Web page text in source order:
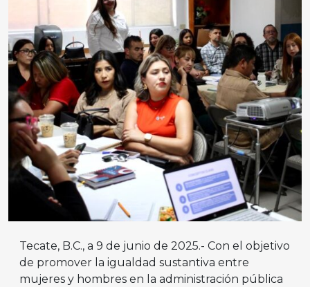
Tecate, B.C., a 9 de junio de 2025.- Con el objetivo
de promover la igualdad sustantiva entre
mujeres y hombres en la administración pública